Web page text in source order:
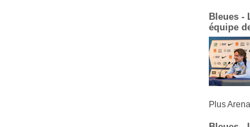
Bleues -
équipe
Plus